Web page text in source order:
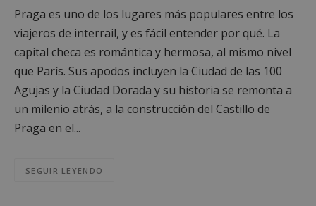
Praga es uno de los lugares más populares entre los
viajeros de interrail, y es fácil entender por qué. La
capital checa es romántica y hermosa, al mismo nivel
que París. Sus apodos incluyen la Ciudad de las 100
Agujas y la Ciudad Dorada y su historia se remonta a
un milenio atrás, a la construcción del Castillo de
Praga en el...
SEGUIR LEYENDO